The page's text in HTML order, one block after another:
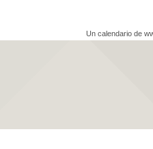
Un calendario de